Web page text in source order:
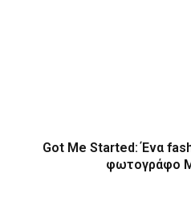
Got Me Started: Ένα
φωτογράφο